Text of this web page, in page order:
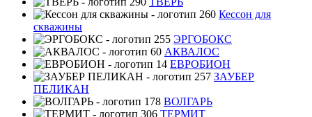
Кессон для
скважины
ЭРГОБОКС
АКВАЛОС
ЕВРОБИОН
ЗАУБЕР
ПЕЛИКАН
ВОЛГАРЬ
ТЕРМИТ